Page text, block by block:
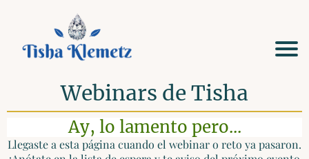
Webinars de Tisha
Ay, lo lamento pero...
Llegaste a esta página cuando el webinar o reto ya pasaron.